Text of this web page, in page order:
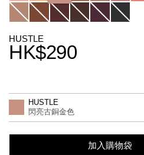
HUSTLE
HK$290
to
options
Actions
差別
HUSTLE
閃亮古銅金色
加入購物袋